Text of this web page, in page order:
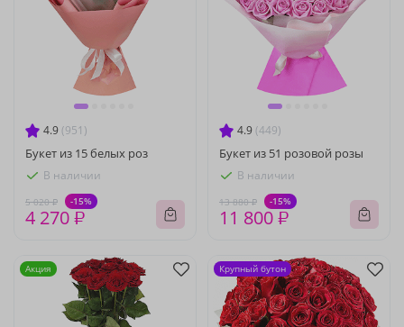
4.9 (951)
Букет из 15 белых роз
В наличии
5 020 ₽ -15%
4 270 ₽
4.9 (449)
Букет из 51 розовой розы
В наличии
13 880 ₽ -15%
11 800 ₽
Акция Крупный бутон